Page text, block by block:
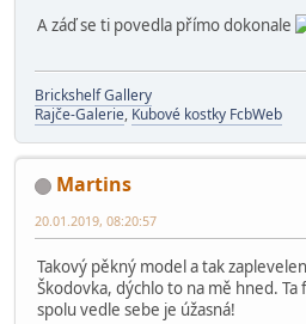
A záď se ti povedla přímo dokonale
Brickshelf Gallery
Rajče-Galerie, Kubové kostky FcbWeb
Martins
20.01.2019, 08:20:57
Takový pěkný model a tak
Škodovka, dýchlo to na mě hned.
spolu vedle sebe je úžasná!